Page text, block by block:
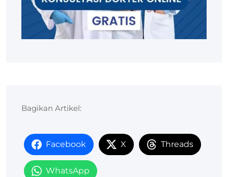
Bagikan Artikel:
Facebook X Threads
WhatsApp